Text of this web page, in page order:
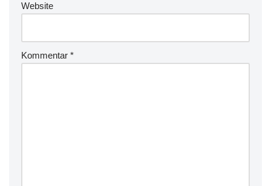
Website
Kommentar *